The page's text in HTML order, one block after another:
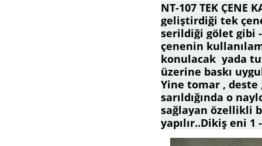
NT-107 TEK ÇENE
geliştirdiği tek
serildiği gölet gibi
çenenin
konulacak yada
üzerine baskı
Yine tomar , deste
sarıldığında o
sağlayan özellikli
yapılır..Dikiş eni